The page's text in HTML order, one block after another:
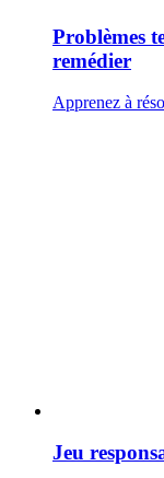
Problèmes
remédier
Apprenez à
Jeu